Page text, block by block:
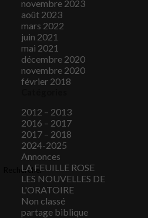
Rechercher
novembre 2023
août 2023
mars 2022
juin 2021
mai 2021
décembre 2020
novembre 2020
février 2018
2012 – 2013
2016 – 2017
2017 – 2018
2024-2025
Annonces
LA FEUILLE ROSE
LES NOUVELLES DE
L'ORATOIRE
Non classé
partage biblique